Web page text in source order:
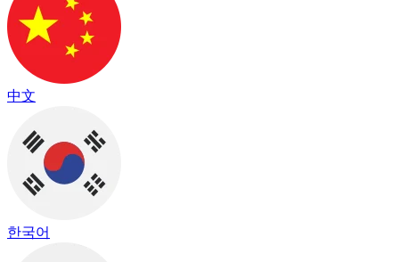
中文
한국어